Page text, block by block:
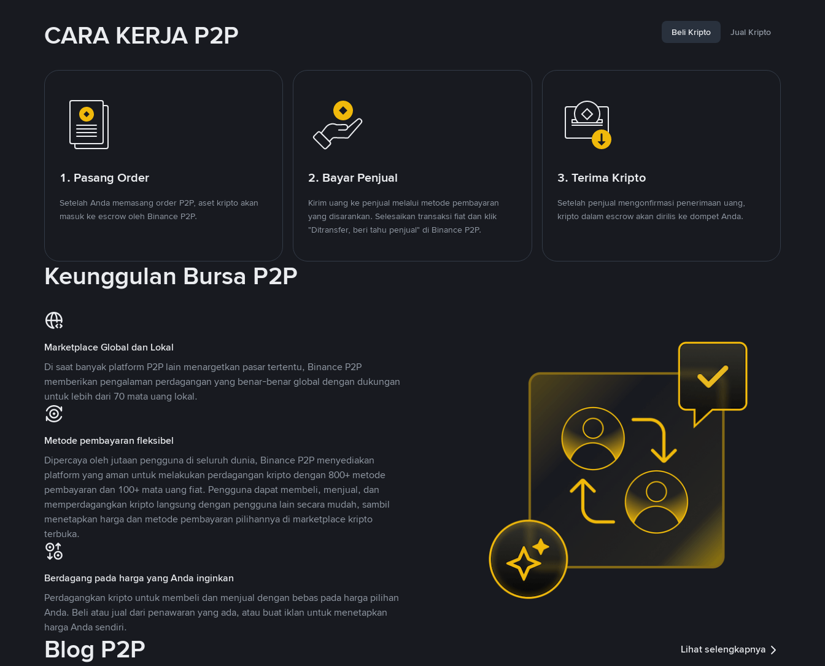
CARA KERJA P2P Beli Kripto Jual Kripto
1. Pasang Order
Setelah Anda memasang order P2P, aset kripto akan
masuk ke escrow oleh Binance P2P.
2. Bayar Penjual
Kirim uang ke penjual melalui metode pembayaran
yang disarankan. Selesaikan transaksi fiat dan klik
"Ditransfer, beri tahu penjual" di Binance P2P.
3. Terima Kripto
Setelah penjual mengonfirmasi penerimaan uang,
kripto dalam escrow akan dirilis ke dompet Anda.
Keunggulan Bursa P2P
Marketplace Global dan Lokal
Di saat banyak platform P2P lain menargetkan pasar tertentu, Binance P2P
memberikan pengalaman perdagangan yang benar-benar global dengan dukungan
untuk lebih dari 70 mata uang lokal.
Metode pembayaran fleksibel
Dipercaya oleh jutaan pengguna di seluruh dunia, Binance P2P menyediakan
platform yang aman untuk melakukan perdagangan kripto dengan 800+ metode
pembayaran dan 100+ mata uang fiat. Pengguna dapat membeli, menjual, dan
memperdagangkan kripto langsung dengan pengguna lain secara mudah, sambil
menetapkan harga dan metode pembayaran pilihannya di marketplace kripto
terbuka.
Berdagang pada harga yang Anda inginkan
Perdagangkan kripto untuk membeli dan menjual dengan bebas pada harga pilihan
Anda. Beli atau jual dari penawaran yang ada, atau buat iklan untuk menetapkan
harga Anda sendiri.
Blog P2P Lihat selengkapnya